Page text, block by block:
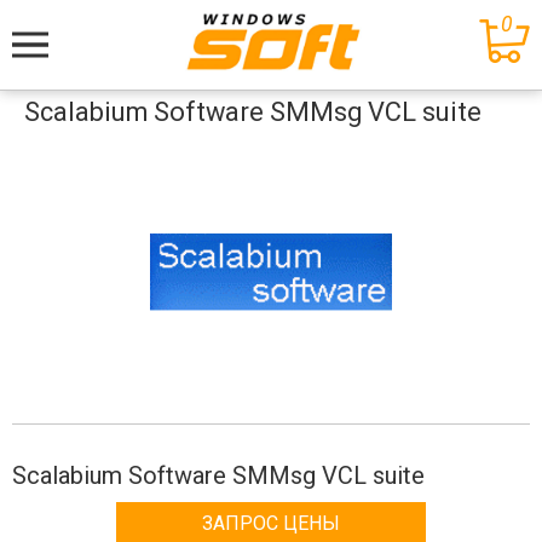
Меню
0
Scalabium Software SMMsg VCL suite
Scalabium Software SMMsg VCL suite
ЗАПРОС ЦЕНЫ